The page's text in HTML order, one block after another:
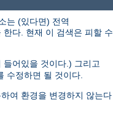
는 (있다면) 전역
다. 현재 이 검색은 피할 수
어있을 것이다.) 그리고
수정하면 될 것이다.
여 환경을 변경하지 않는다